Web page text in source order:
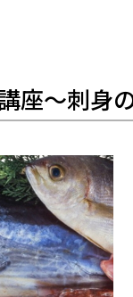
座～刺身